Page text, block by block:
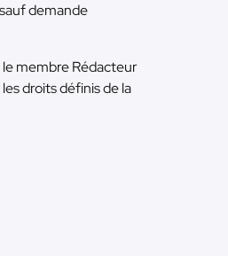
demande
le membre Rédacteur
droits définis de la